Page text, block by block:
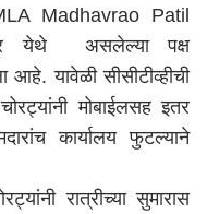
Madhavrao Patil
येथे असलेल्या पक्ष
आहे. यावेळी सीसीटीव्हीची
मोबाईलसह इतर
कार्यालय फुटल्याने
रात्रीच्या सुमारास